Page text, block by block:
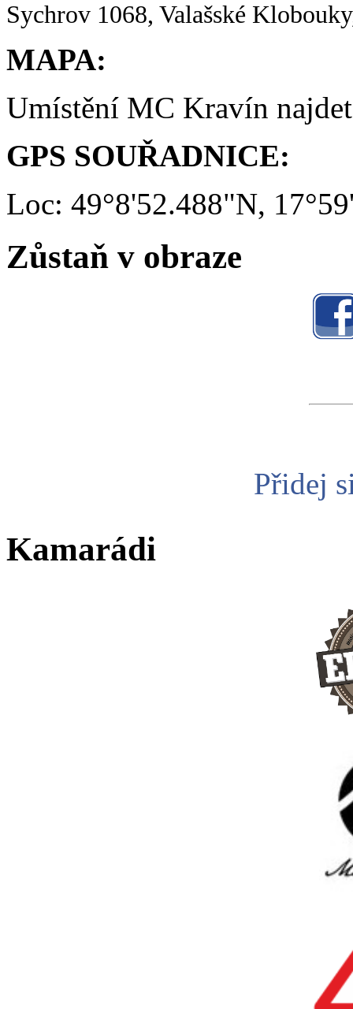
Sychrov 1068, Valašské
MAPA:
Umístění MC Kravín
GPS SOUŘADNICE:
Loc: 49°8'52.488"N,
Zůstaň v obraze
Přidej
Kamarádi